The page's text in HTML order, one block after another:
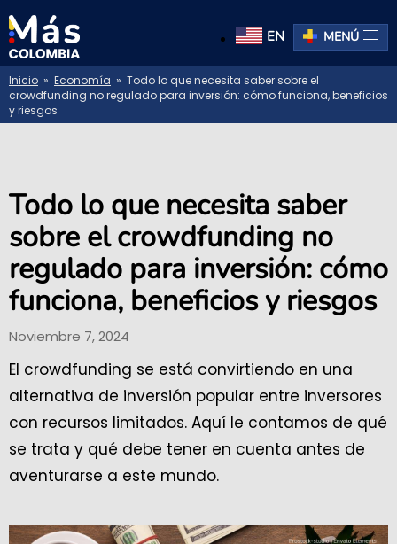
EN MENÚ
Inicio » Economía » Todo lo que necesita saber sobre el
crowdfunding no regulado para inversión: cómo funciona, beneficios
y riesgos
Todo lo que necesita saber
sobre el crowdfunding no
regulado para inversión: cómo
funciona, beneficios y riesgos
Noviembre 7, 2024
El crowdfunding se está convirtiendo en una
alternativa de inversión popular entre inversores
con recursos limitados. Aquí le contamos de qué
se trata y qué debe tener en cuenta antes de
aventurarse a este mundo.